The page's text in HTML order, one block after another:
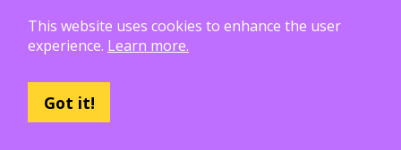
Zack Bishop
Rouge guy brandon dudley Joel Gordils GadFlight
Justin LvH K Anon Richie Karim Mohamed Weichnudel Marcus Grennborg
christian cuttino DaveHuman juanito
Volatility
Stephen Smith joshy west xoxo
Esbern Hansen
Victor Ghyssens
749R
Philipp T David Pulcifer
This website uses cookies to enhance the user
experience. Learn more.
Got it!